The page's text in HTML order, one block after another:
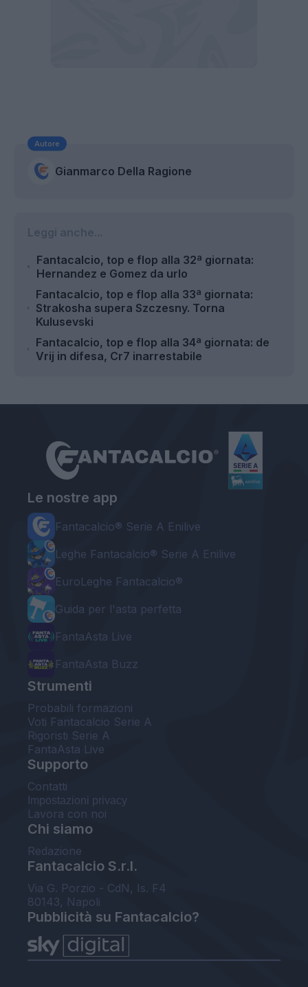
Autore
Gianmarco Della Ragione
Fantacalcio, top e flop alla 32ª giornata:
Hernandez e Gomez da urlo
Fantacalcio, top e flop alla 33ª giornata:
Strakosha supera Szczesny. Torna
Kulusevski
Fantacalcio, top e flop alla 34ª giornata: de
Vrij in difesa, Cr7 inarrestabile
Le nostre app
Fantacalcio® Serie A Enilive
Leghe Fantacalcio® Serie A Enilive
EuroLeghe Fantacalcio®
Guida per l'asta perfetta
FantaAsta Live
FantaAsta Buzz
Strumenti
Probabili formazioni
Voti Fantacalcio Serie A
Rigoristi Serie A
FantaAsta Live
Supporto
Contatti
Impostazioni privacy
Lavora con noi
Chi siamo
Redazione
Fantacalcio S.r.l.
Via G. Porzio - CdN, Is. F4
80143, Napoli
Pubblicità su Fantacalcio?